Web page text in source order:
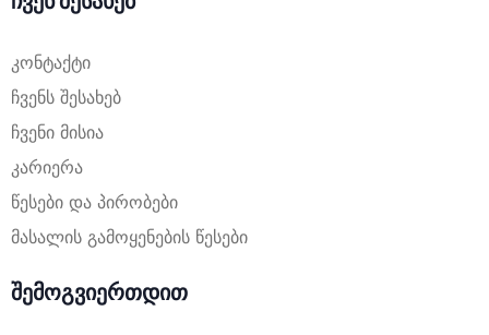
კონტაქტი
ჩვენს შესახებ
ჩვენი მისია
კარიერა
წესები და პირობები
მასალის გამოყენების წესები
შემოგვიერთდით